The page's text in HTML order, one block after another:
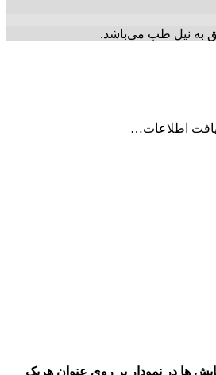
به نیل طب می‌باشد.
اطلاعات…
ها در نمودار بر روی عنوان هریک